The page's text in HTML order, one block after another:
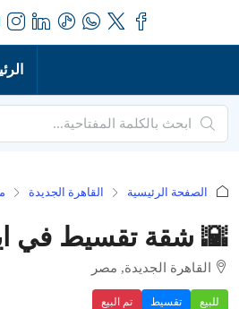
الصفحة الرئيسية القاهرة الجديدة
🌇 شقة تقسيط في
القاهرة الجديدة, مصر
للبيع تقسيط تم البيع